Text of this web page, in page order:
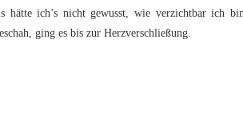
hätte ich’s nicht gewusst, wie verzichtbar ich bin,
ging es bis zur Herzverschließung.